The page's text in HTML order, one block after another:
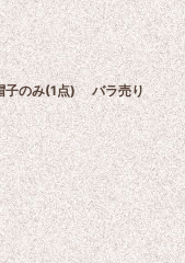
のみ(1点) バラ売り